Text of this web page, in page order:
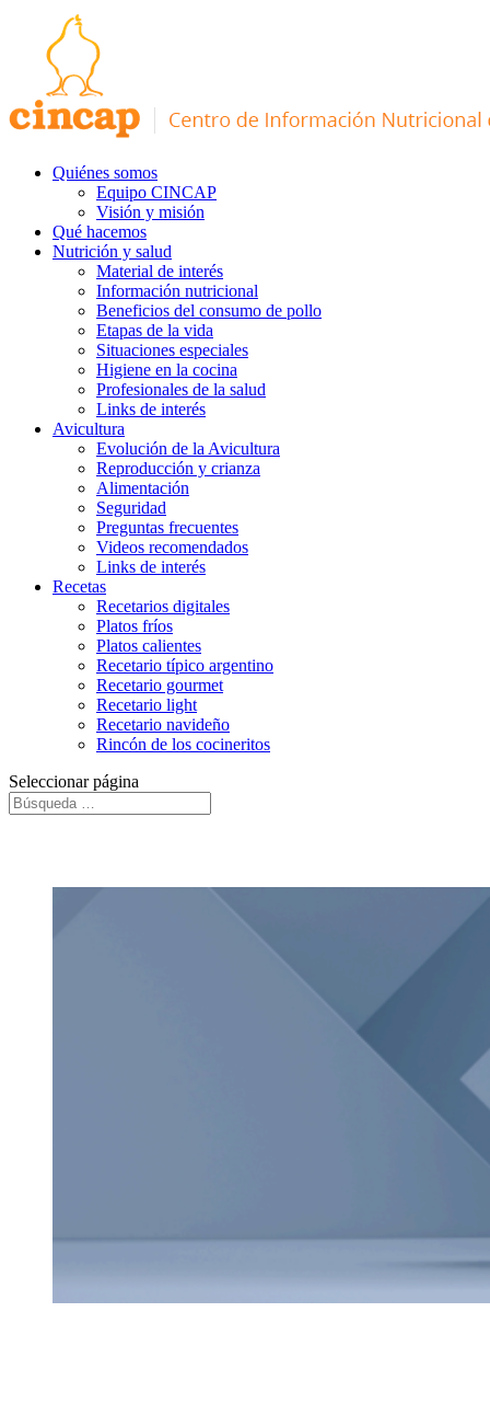
Quiénes somos
Equipo CINCAP
Visión y misión
Qué hacemos
Nutrición y salud
Material de interés
Información nutricional
Beneficios del consumo de pollo
Etapas de la vida
Situaciones especiales
Higiene en la cocina
Profesionales de la salud
Links de interés
Avicultura
Evolución de la Avicultura
Reproducción y crianza
Alimentación
Seguridad
Preguntas frecuentes
Videos recomendados
Links de interés
Recetas
Recetarios digitales
Platos fríos
Platos calientes
Recetario típico argentino
Recetario gourmet
Recetario light
Recetario navideño
Rincón de los cocineritos
Seleccionar página